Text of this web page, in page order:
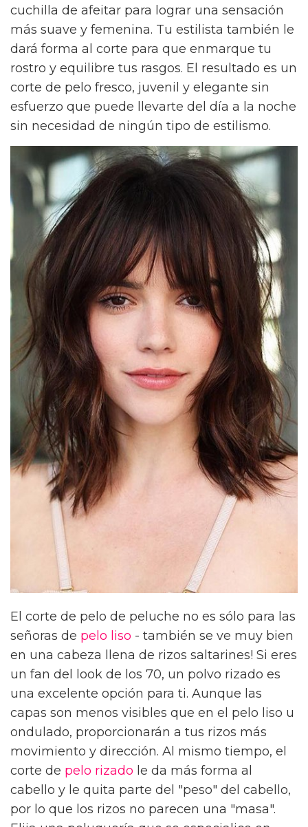
cuchilla de afeitar para lograr una sensación
más suave y femenina. Tu estilista también le
dará forma al corte para que enmarque tu
rostro y equilibre tus rasgos. El resultado es un
corte de pelo fresco, juvenil y elegante sin
esfuerzo que puede llevarte del día a la noche
sin necesidad de ningún tipo de estilismo.
El corte de pelo de peluche no es sólo para las
señoras de pelo liso - también se ve muy bien
en una cabeza llena de rizos saltarines! Si eres
un fan del look de los 70, un polvo rizado es
una excelente opción para ti. Aunque las
capas son menos visibles que en el pelo liso u
ondulado, proporcionarán a tus rizos más
movimiento y dirección. Al mismo tiempo, el
corte de pelo rizado le da más forma al
cabello y le quita parte del "peso" del cabello,
por lo que los rizos no parecen una "masa".